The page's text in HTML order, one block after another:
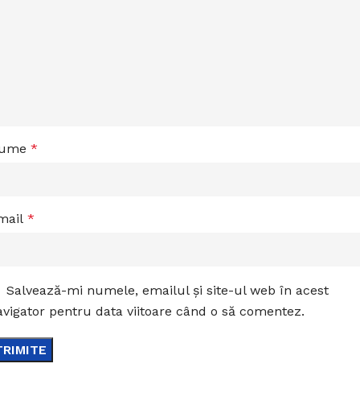
*
*
Salvează-mi numele, emailul și site-ul web în acest
pentru data viitoare când o să comentez.